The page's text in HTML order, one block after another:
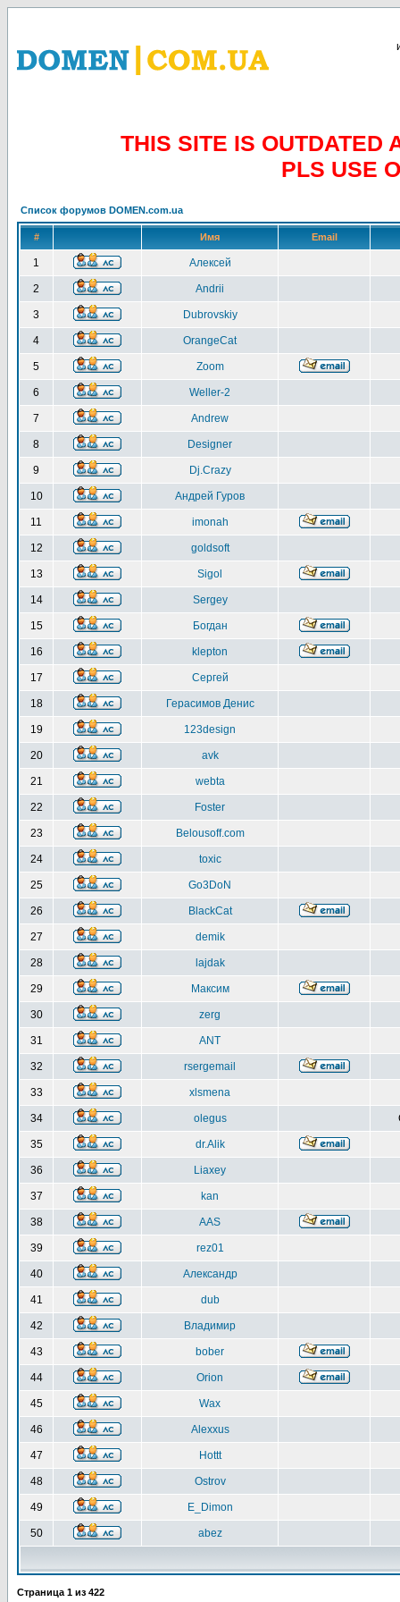
THIS SITE IS OUTDATED
PLS USE
Список форумов DOMEN.com.ua
# Имя Email
1 Алексей
2 Andrii
3 Dubrovskiy
4 OrangeCat
5 Zoom
6 Weller-2
7 Andrew
8 Designer
9 Dj.Crazy
10 Андрей Гуров
11 imonah
12 goldsoft
13 Sigol
14 Sergey
15 Богдан
16 klepton
17 Сергей
18 Герасимов Денис
19 123design
20 avk
21 webta
22 Foster
23 Belousoff.com
24 toxic
25 Go3DoN
26 BlackCat
27 demik
28 lajdak
29 Максим
30 zerg
31 ANT
32 rsergemail
33 xlsmena
34 olegus
35 dr.Alik
36 Liaxey
37 kan
38 AAS
39 rez01
40 Александр
41 dub
42 Владимир
43 bober
44 Orion
45 Wax
46 Alexxus
47 Hottt
48 Ostrov
49 E_Dimon
50 abez
Страница 1 из 422